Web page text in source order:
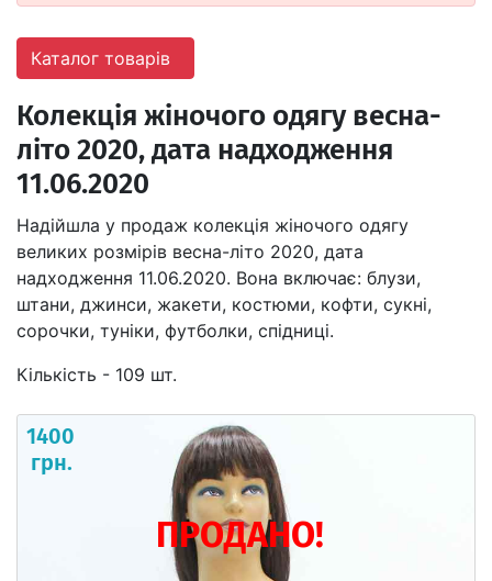
Каталог товарів
Колекція жіночого одягу весна-
літо 2020, дата надходження
11.06.2020
Надійшла у продаж колекція жіночого одягу
великих розмірів весна-літо 2020, дата
надходження 11.06.2020. Вона включає: блузи,
штани, джинси, жакети, костюми, кофти, сукні,
сорочки, туніки, футболки, спідниці.
Кількість - 109 шт.
1400
грн.
ПРОДАНО!